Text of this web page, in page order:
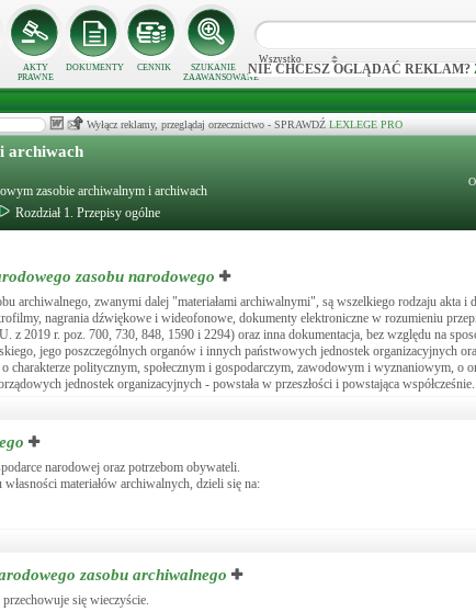
AKTY
PRAWNE
DOKUMENTY CENNIK
SZUKANIE
ZAAWANSOWANE
Wszystko
NIE CHCESZ OGLĄDAĆ REKLAM?
Wyłącz reklamy, przeglądaj orzecznictwo - SPRAWDŹ LEXLEGE PRO
archiwach
zasobie archiwalnym i archiwach
Rozdział 1. Przepisy ogólne
zasobu narodowego
archiwalnego, zwanymi dalej "materiałami archiwalnymi", są wszelkiego rodzaju akta i
nagrania dźwiękowe i wideofonowe, dokumenty elektroniczne w rozumieniu
z 2019 r. poz. 700, 730, 848, 1590 i 2294) oraz inna dokumentacja, bez względu na
jego poszczególnych organów i innych państwowych jednostek organizacyjnych
o charakterze politycznym, społecznym i gospodarczym, zawodowym i wyznaniowym,
jednostek organizacyjnych - powstała w przeszłości i powstająca współcześnie.
narodowej oraz potrzebom obywateli.
materiałów archiwalnych, dzieli się na:
zasobu archiwalnego
się wieczyście.